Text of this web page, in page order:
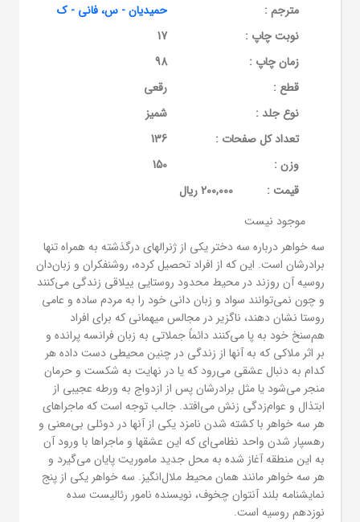
مترجم :
حمیدیان - س، فانی - ک
نوبت چاپ :
17
زمان چاپ :
98
قطع :
رقعی
نوع جلد :
شمیز
تعداد کل صفحات :
136
وزن :
150
قيمت :
200,000 ریال
موجود نیست
سه خواهر درباره سه دختر یکی از ژنرالهای درگذشته به همراه تنها
برادرشان است. این که از افراد تحصیل کرده، روشنفکران و زبان‌دان
روسیه آن روزند در محیط محدود روستایی ییلاقی زندگی می‌کنند
و چون نمی‌توانند سواد و زبان دانی خود را به مردم ساده و عامی
روستا نشان دهند، ناگزیر در مجالس میهمانی که برای افراد
هم‌سنخ خود به پا می‌کنند دائماً جملاتی به زبان فرانسه پرانده و
بر اثر ملاکی که به آنها از زندگی در چنین محیطی دست داده هر
کدام به دنبال عشقی می‌رود که یا در نهایت به شکست و حرمان
منجر می‌شود یا مثل برادرشان پس از ازدواج به ورطه عجیبی از
ابتذال و عوام‌زدگی زنش می‌افتد. جالب توجه است که ماجراهای
هر سه خواهر با کشته شدن نامزد یکی از آنها در دوئلی بی‌معنی و
رهسپار شدن واحد نظامی‌ای که این عشقها و ماجراها با ورود آن
به این منطقه آغاز شده به محل جدید ماموریت پایان می‌گیرد و
هر سه خواهر مانند همان محیط ملال‌انگیز. سه خواهر یکی از پنج
نمایشنامه بلند آنتوان چخوف، نویسنده نامور رئالیست سده
نوزدهم روسیه است.